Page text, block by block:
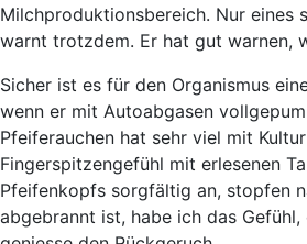
Milchproduktionsbereich. Nur eines
warnt trotzdem. Er hat gut warnen,
Sicher ist es für den Organismus
wenn er mit Autoabgasen
Pfeiferauchen hat sehr viel mit
Fingerspitzengefühl mit erlesenen
Pfeifenkopfs sorgfältig an, stopfen
abgebrannt ist, habe ich das